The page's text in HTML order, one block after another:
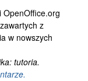
OpenOffice.org
z
w nowszych
tutoria.